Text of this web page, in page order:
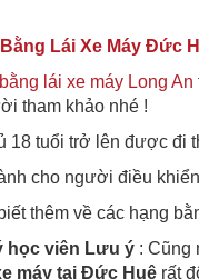
Lái Xe Máy Đức
lái xe máy Long An
tham khảo nhé !
18 tuổi trở lên được đi
cho người điều
thêm về các hạng
học viên Lưu ý: Cũng
máy tại Đức Huệrất